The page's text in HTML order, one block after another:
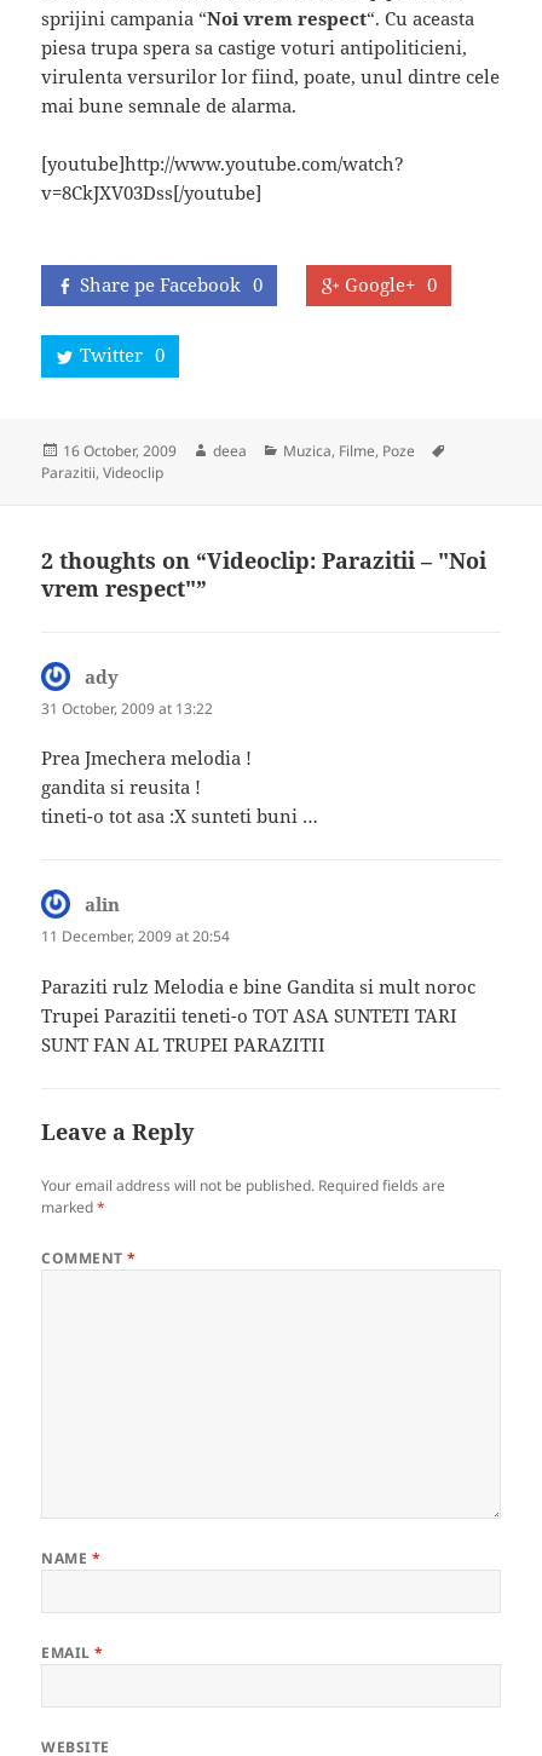
sprijini campania “Noi vrem respect“. Cu aceasta
piesa trupa spera sa castige voturi antipoliticieni,
virulenta versurilor lor fiind, poate, unul dintre cele
mai bune semnale de alarma.
[youtube]http://www.youtube.com/watch?
v=8CkJXV03Dss[/youtube]
Share pe Facebook 0 Google+ 0
Twitter 0
Posted
on
16 October, 2009 Author
deea Categories
Muzica, Filme, Poze
Parazitii,Videoclip
2 thoughts on “Videoclip: Parazitii – "Noi
vrem respect"”
ady
31 October, 2009 at 13:22
Prea Jmechera melodia !
gandita si reusita !
tineti-o tot asa :X sunteti buni …
alin
11 December, 2009 at 20:54
Paraziti rulz Melodia e bine Gandita si mult noroc
Trupei Parazitii teneti-o TOT ASA SUNTETI TARI
SUNT FAN AL TRUPEI PARAZITII
Leave a Reply
Your email address will not be published. Required fields are
marked*
COMMENT*
NAME *
EMAIL*
WEBSITE